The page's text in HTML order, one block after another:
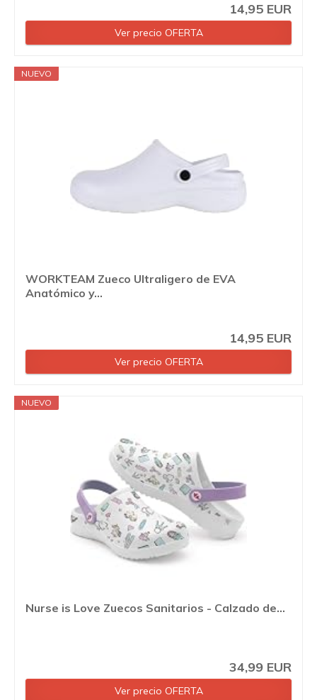
14,95 EUR
Ver precio OFERTA
NUEVO
WORKTEAM Zueco Ultraligero de EVA
Anatómico y...
14,95 EUR
Ver precio OFERTA
NUEVO
Nurse is Love Zuecos Sanitarios - Calzado de...
34,99 EUR
Ver precio OFERTA